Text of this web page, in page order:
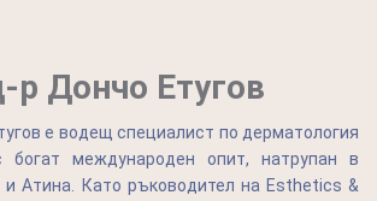
р Дончо Етугов
е водещ специалист по дерматология
богат международен опит, натрупан в
Атина. Като ръководител на Esthetics &